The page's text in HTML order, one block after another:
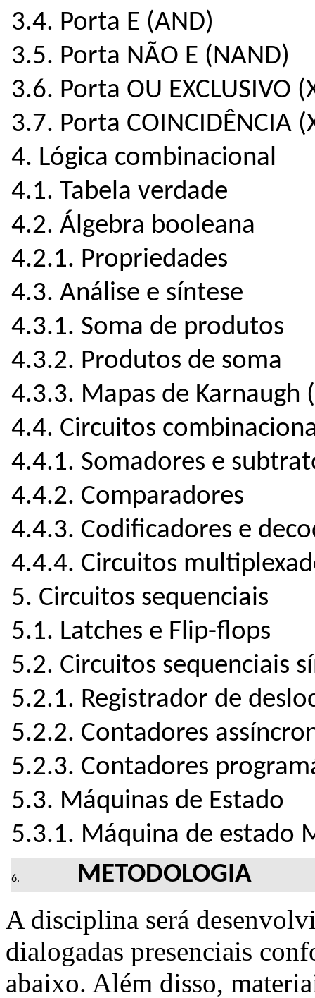
3.4. Porta E (AND)
3.5. Porta NÃO E (NAND)
3.6. Porta OU EXCLUSIVO
3.7. Porta COINCIDÊNCIA
4. Lógica combinacional
4.1. Tabela verdade
4.2. Álgebra booleana
4.2.1. Propriedades
4.3. Análise e síntese
4.3.1. Soma de produtos
4.3.2. Produtos de soma
4.3.3. Mapas de Karnaugh
4.4. Circuitos
4.4.1. Somadores e
4.4.2. Comparadores
4.4.3. Codificadores e
4.4.4. Circuitos
5. Circuitos sequenciais
5.1. Latches e Flip-flops
5.2. Circuitos sequenciais
5.2.1. Registrador de
5.2.2. Contadores
5.2.3. Contadores
5.3. Máquinas de Estado
5.3.1. Máquina de estado
METODOLOGIA
A disciplina será
dialogadas presenciais
abaixo. Além disso,